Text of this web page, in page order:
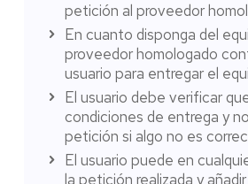
petición al proveedor
En cuanto disponga del
proveedor homologado
usuario para entregar el
El usuario debe verificar
condiciones de entrega y
petición si algo no es
El usuario puede en
la petición realizada y